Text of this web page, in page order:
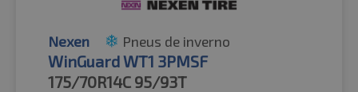
Nexen Pneus de inverno
WinGuard WT1 3PMSF
175/70R14C 95/93T